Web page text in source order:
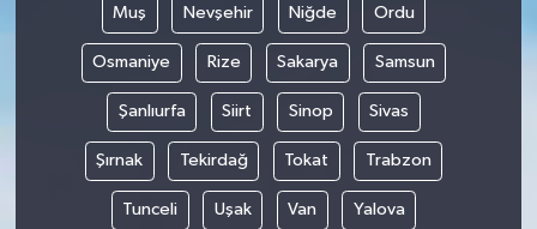
Muş Nevşehir Niğde Ordu
Osmaniye Rize Sakarya Samsun
Şanlıurfa Siirt Sinop Sivas
Şırnak Tekirdağ Tokat Trabzon
Tunceli Uşak Van Yalova